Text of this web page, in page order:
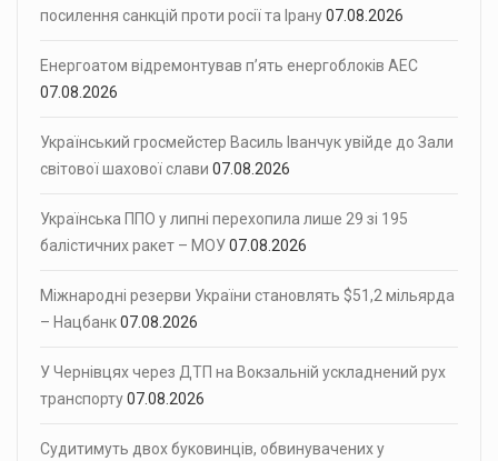
посилення санкцій проти росії та Ірану07.08.2026
Енергоатом відремонтував п’ять енергоблоків АЕС
07.08.2026
Український гросмейстер Василь Іванчук увійде до Зали
світової шахової слави 07.08.2026
Українська ППО у липні перехопила лише 29 зі 195
балістичних ракет – МОУ07.08.2026
Міжнародні резерви України становлять $51,2 мільярда
– Нацбанк07.08.2026
У Чернівцях через ДТП на Вокзальній ускладнений рух
транспорту07.08.2026
Судитимуть двох буковинців, обвинувачених у